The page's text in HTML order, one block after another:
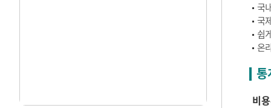
국
국
쉽
온
통
비